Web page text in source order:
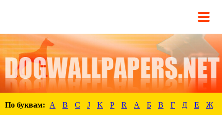
По буквам: A B C J K P R А Б В Г Д Е
Ж